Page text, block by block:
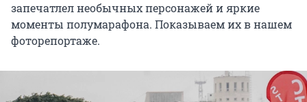
запечатлел необычных персонажей и яркие
моменты полумарафона. Показываем их в нашем
фоторепортаже.